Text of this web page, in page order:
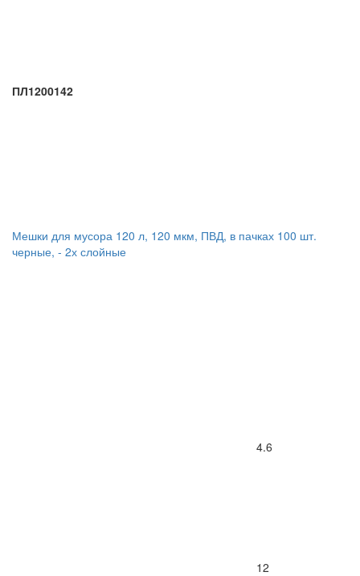
ПЛ1200142
Мешки для мусора 120 л, 120 мкм, ПВД, в пачках 100 шт.
черные, - 2х слойные
4.6
12